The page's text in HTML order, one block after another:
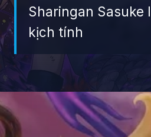
Sharingan Sasuke
kịch tính
Đang mở https://